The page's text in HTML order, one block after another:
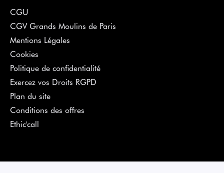
CGU
CGV Grands Moulins de Paris
Mentions Légales
Cookies
Politique de confidentialité
Exercez vos Droits RGPD
Plan du site
Conditions des offres
Ethic'call